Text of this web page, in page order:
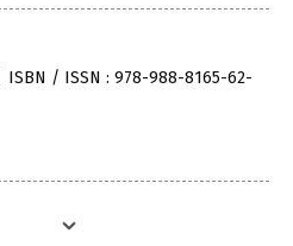
ISBN / ISSN : 978-988-8165-62-